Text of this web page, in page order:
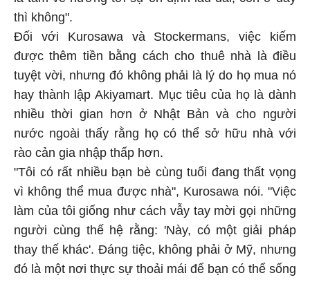
thì không".
Đối với Kurosawa và Stockermans, việc kiếm
được thêm tiền bằng cách cho thuê nhà là điều
tuyệt vời, nhưng đó không phải là lý do họ mua nó
hay thành lập Akiyamart. Mục tiêu của họ là dành
nhiều thời gian hơn ở Nhật Bản và cho người
nước ngoài thấy rằng họ có thể sở hữu nhà với
rào cản gia nhập thấp hơn.
"Tôi có rất nhiều bạn bè cùng tuổi đang thất vọng
vì không thể mua được nhà", Kurosawa nói. "Việc
làm của tôi giống như cách vẫy tay mời gọi những
người cùng thế hệ rằng: 'Này, có một giải pháp
thay thế khác'. Đáng tiệc, không phải ở Mỹ, nhưng
đó là một nơi thực sự thoải mái để bạn có thể sống